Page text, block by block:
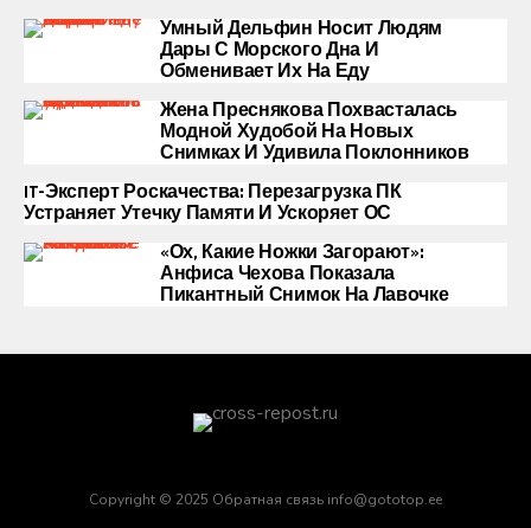
Умный Дельфин Носит Людям
Дары С Морского Дна И
Обменивает Их На Еду
Жена Преснякова Похвасталась
Модной Худобой На Новых
Снимках И Удивила Поклонников
IT-Эксперт Роскачества: Перезагрузка ПК
Устраняет Утечку Памяти И Ускоряет ОС
«Ох, Какие Ножки Загорают»:
Анфиса Чехова Показала
Пикантный Снимок На Лавочке
Copyright © 2025 Обратная связь info@gototop.ee